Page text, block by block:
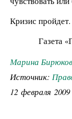
Кризис
Газета
Марина
Источник:
12 февраля 2009